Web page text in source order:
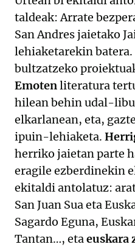
taldeak: Arrate
San Andres jaietako
lehiaketarekin
bultzatzeko
Emotenliteratura
hilean behin udal-
elkarlanean, eta,
ipuin-lehiaketa.
herriko jaietan parte
eragile ezberdinekin
ekitaldi antolatuz:
San Juan Sua eta
Sagardo Eguna,
Tantan…, etaeuskara